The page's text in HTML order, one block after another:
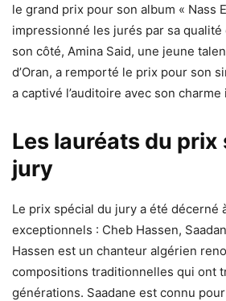
le grand prix pour son album « Nass
impressionné les jurés par sa
son côté, Amina Said, une jeune
d’Oran, a remporté le prix pour son
a captivé l’auditoire avec son
Les lauréats du prix
jury
Le prix spécial du jury a été décerné
exceptionnels : Cheb Hassen,
Hassen est un chanteur algérien
compositions traditionnelles qui ont
générations. Saadane est connu